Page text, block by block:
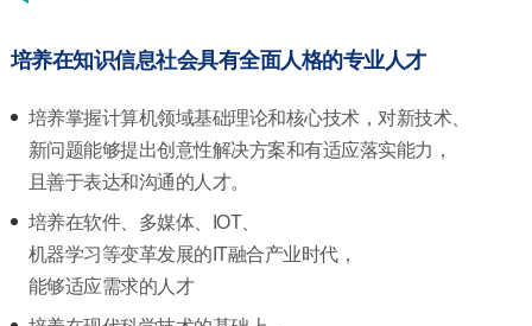
培养在知识信息社会具有全面人格的专业人才
培养掌握计算机领域基础理论和核心技术，对新技术、
新问题能够提出创意性解决方案和有适应落实能力，
且善于表达和沟通的人才。
培养在软件、多媒体、IOT、
机器学习等变革发展的IT融合产业时代，
能够适应需求的人才